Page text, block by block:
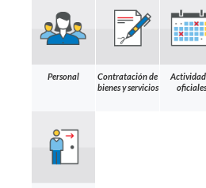
Personal
Contratación de
bienes y servicios
oficiales